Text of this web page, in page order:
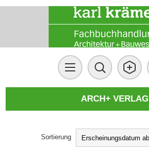
ARCH+ VERLAG
Sortierung